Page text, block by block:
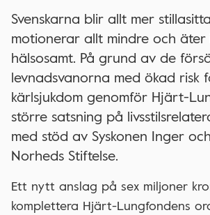
Svenskarna blir allt mer
motionerar allt mindre och
hälsosamt. På grund av de
levnadsvanorna med ökad risk
kärlsjukdom genomför Hjärt-
större satsning på
med stöd av Syskonen Inger
Norheds Stiftelse.
Ett nytt anslag på sex miljoner
komplettera Hjärt-Lungfondens